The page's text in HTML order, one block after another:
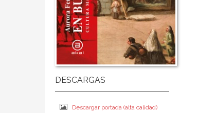
Descargar portada (alta calidad)